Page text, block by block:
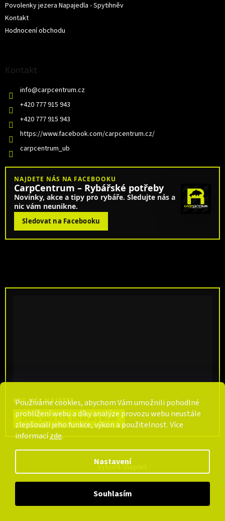
Používáme cookies, abychom Vám umožnili pohodlné
prohlížení webu a díky analýze provozu webu neustále
zlepšovali jeho funkce, výkon a použitelnost. Více
informacízde.
Nastavení
Souhlasím
Povolenky jezera Napajedla - Spytihněv
Kontakt
Hodnocení obchodu
Kontakt
info@carpcentrum.cz
+420 777 915 943
+420 777 915 943
https://www.facebook.com/carpcentrum.cz/
carpcentrum_ub
NAJDETE NÁS NA FACEBOOKU
CarpCentrum – Rybářské potřeby
Novinky, akce a tipy pro rybáře. Sledujte nás a
nic vám neunikne.
Sledovat na Facebooku
KDE NÁS NAJDETE
Dolní Valy 515, Uherský Brod
Vytvořil Shoptet
CarpCentrum. Všechna práva vyhrazena.